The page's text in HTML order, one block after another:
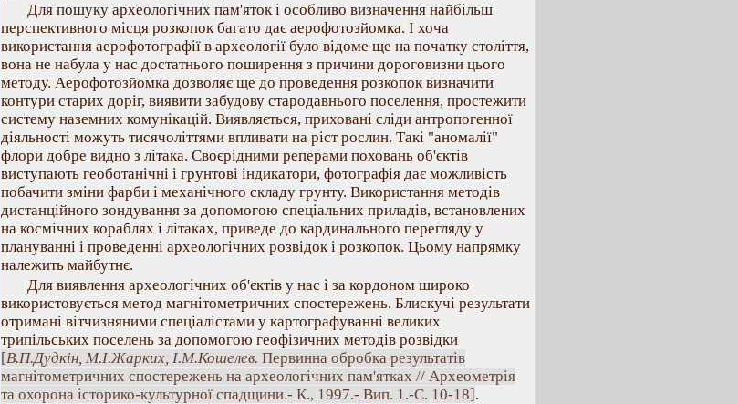
Для пошуку археологічних пам'яток і особливо визначення найбільш
перспективного місця розкопок багато дає аерофотозйомка. І хоча
використання аерофотографії в археології було відоме ще на початку століття,
вона не набула у нас достатнього поширення з причини дороговизни цього
методу. Аерофотозйомка дозволяє ще до проведення розкопок визначити
контури старих доріг, виявити забудову стародавнього поселення, простежити
систему наземних комунікацій. Виявляється, приховані сліди антропогенної
діяльності можуть тисячоліттями впливати на ріст рослин. Такі "аномалії"
флори добре видно з літака. Своєрідними реперами поховань об'єктів
виступають геоботанічні і грунтові індикатори, фотографія дає можливість
побачити зміни фарби і механічного складу грунту. Використання методів
дистанційного зондування за допомогою спеціальних приладів, встановлених
на космічних кораблях і літаках, приведе до кардинального перегляду у
плануванні і проведенні археологічних розвідок і розкопок. Цьому напрямку
належить майбутнє.
Для виявлення археологічних об'єктів у нас і за кордоном широко
використовується метод магнітометричних спостережень. Блискучі результати
отримані вітчизняними спеціалістами у картографуванні великих
трипільських поселень за допомогою геофізичних методів розвідки
[В.П.Дудкін, М.І.Жарких, І.М.Кошелев. Первинна обробка результатів
магнітометричних спостережень на археологічних пам'ятках // Археометрія
та охорона історико-культурної спадщини.- К., 1997.- Вип. 1.-С. 10-18].